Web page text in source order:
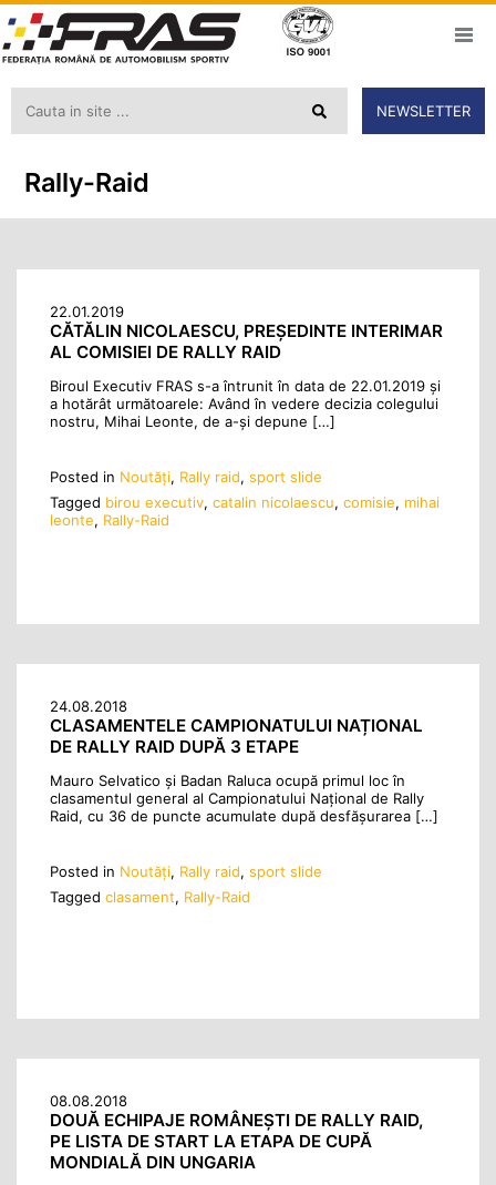
NEWSLETTER
Rally-Raid
22.01.2019
CĂTĂLIN NICOLAESCU, PREȘEDINTE INTERIMAR
AL COMISIEI DE RALLY RAID
Biroul Executiv FRAS s-a întrunit în data de 22.01.2019 și
a hotărât următoarele: Având în vedere decizia colegului
nostru, Mihai Leonte, de a-și depune […]
Posted in Noutăţi, Rally raid, sport slide
Tagged birou executiv, catalin nicolaescu, comisie, mihai
leonte, Rally-Raid
24.08.2018
CLASAMENTELE CAMPIONATULUI NAȚIONAL
DE RALLY RAID DUPĂ 3 ETAPE
Mauro Selvatico și Badan Raluca ocupă primul loc în
clasamentul general al Campionatului Național de Rally
Raid, cu 36 de puncte acumulate după desfășurarea […]
Posted in Noutăţi, Rally raid, sport slide
Tagged clasament, Rally-Raid
08.08.2018
DOUĂ ECHIPAJE ROMÂNEȘTI DE RALLY RAID,
PE LISTA DE START LA ETAPA DE CUPĂ
MONDIALĂ DIN UNGARIA